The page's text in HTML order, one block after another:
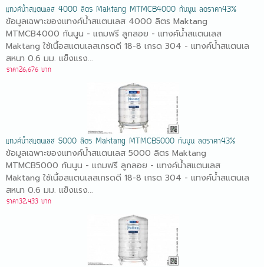
แทงค์น้ำสแตนเลส 4000 ลิตร Maktang MTMCB4000 ก้นนูน ลดราคา43%
ข้อมูลเฉพาะของแทงค์น้ำสแตนเลส 4000 ลิตร Maktang
MTMCB4000 ก้นนูน - แถมฟรี ลูกลอย - แทงค์น้ำสแตนเลส
Maktang ใช้เนื้อสแตนเลสเกรดดี 18-8 เกรด 304 - แทงค์น้ำสแตนเล
สหนา 0.6 มม. แข็งแรง...
ราคา26,676 บาท
แทงค์น้ำสแตนเลส 5000 ลิตร Maktang MTMCB5000 ก้นนูน ลดราคา43%
ข้อมูลเฉพาะของแทงค์น้ำสแตนเลส 5000 ลิตร Maktang
MTMCB5000 ก้นนูน - แถมฟรี ลูกลอย - แทงค์น้ำสแตนเลส
Maktang ใช้เนื้อสแตนเลสเกรดดี 18-8 เกรด 304 - แทงค์น้ำสแตนเล
สหนา 0.6 มม. แข็งแรง...
ราคา32,433 บาท